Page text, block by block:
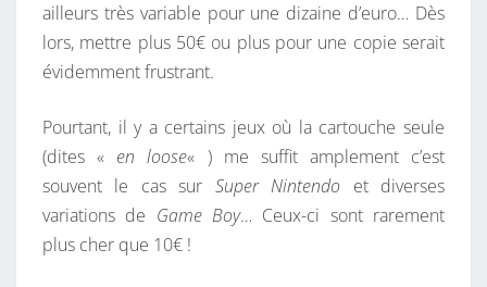
ailleurs très variable pour une dizaine d’euro… Dès
lors, mettre plus 50€ ou plus pour une copie serait
évidemment frustrant.
Pourtant, il y a certains jeux où la cartouche seule
(dites « en loose« ) me suffit amplement c’est
souvent le cas sur Super Nintendo et diverses
variations de Game Boy… Ceux-ci sont rarement
plus cher que 10€ !